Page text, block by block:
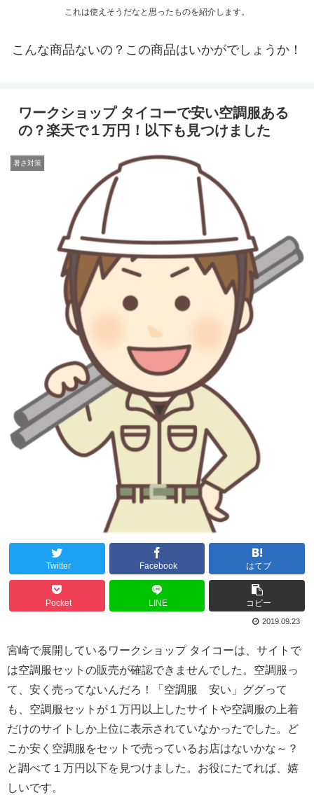
これは使えそうだなと思ったものを紹介します。
こんな商品ないの？この商品はいかがでしょうか！
ワークショップ タイコーで安い空調服ある
の？楽天で１万円！以下も見つけました
暑さ対策
Twitter Facebook はてブ
Pocket LINE コピー
2019.09.23
宮崎で展開しているワークショップ タイコーは、サイトで
は空調服セットの販売が確認できませんでした。空調服っ
て、安く売ってないんだろ！「空調服 安い」ググって
も、空調服セットが１万円以上したサイトや空調服の上着
だけのサイトしか上位に表示されていなかったでした。ど
こか安く空調服をセットで売っているお店はないかな～？
と調べて１万円以下を見つけました。お役にたてれば、嬉
しいです。